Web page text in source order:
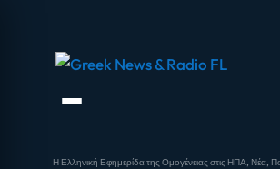
Η Ελληνική Εφημερίδα της Ομογένειας στις ΗΠΑ, Νέα,